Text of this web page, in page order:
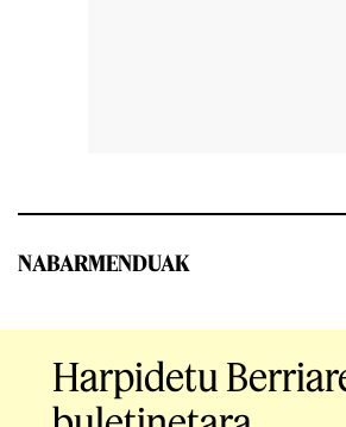
NABARMENDUAK
Harpidetu